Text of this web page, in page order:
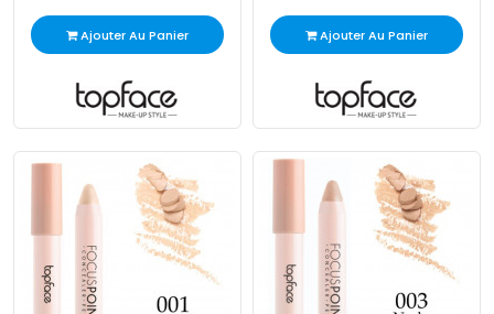
Ajouter Au Panier Ajouter Au Panier